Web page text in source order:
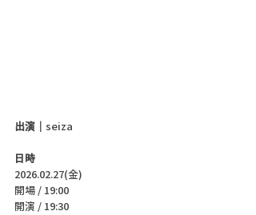
出演｜ seiza
日時
2026.02.27(金)
開場 / 19:00
開演 / 19:30